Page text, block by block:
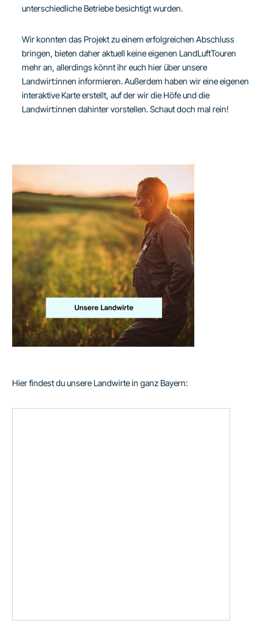
unterschiedliche Betriebe besichtigt wurden.
Wir konnten das Projekt zu einem erfolgreichen Abschluss
bringen, bieten daher aktuell keine eigenen LandLuftTouren
mehr an, allerdings könnt ihr euch hier über unsere
Landwirt:innen informieren. Außerdem haben wir eine eigenen
interaktive Karte erstellt, auf der wir die Höfe und die
Landwirt:innen dahinter vorstellen. Schaut doch mal rein!
Hier findest du unsere Landwirte in ganz Bayern: